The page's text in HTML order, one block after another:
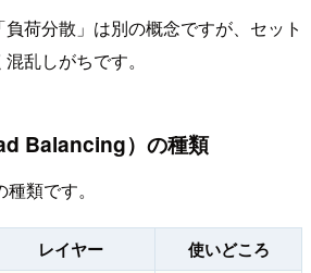
負荷分散」は別の概念ですが、セット
乱しがちです。
Balancing）の種類
類です。
レイヤー 使いどころ